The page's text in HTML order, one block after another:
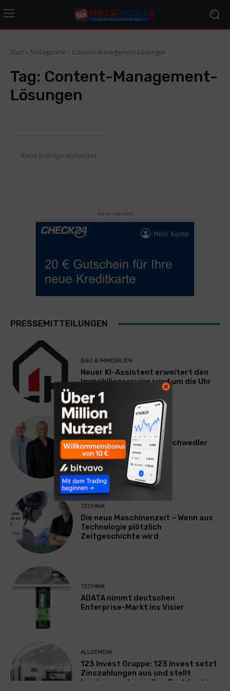
Start Schlagworte Content-Management-Lösungen
Tag: Content-Management-
Lösungen
Keine Beiträge vorhanden
- Advertisement -
PRESSEMITTEILUNGEN
BAU & IMMOBILIEN
Neuer KI-Assistent erweitert den
Immobilienservice rund um die Uhr
WERBUNG & MARKETING
Willi Arsan & Christoph Schwedler
werden münchen.tv-
Geschäftsführer
TECHNIK
Die neue Maschinenzeit – Wenn aus
Technologie plötzlich
Zeitgeschichte wird
TECHNIK
ADATA nimmt deutschen
Enterprise-Markt ins Visier
ALLGEMEIN
123 Invest Gruppe: 123 Invest setzt
Zinszahlungen aus und stellt
Insolvenzantrag – Ihre Rechte als